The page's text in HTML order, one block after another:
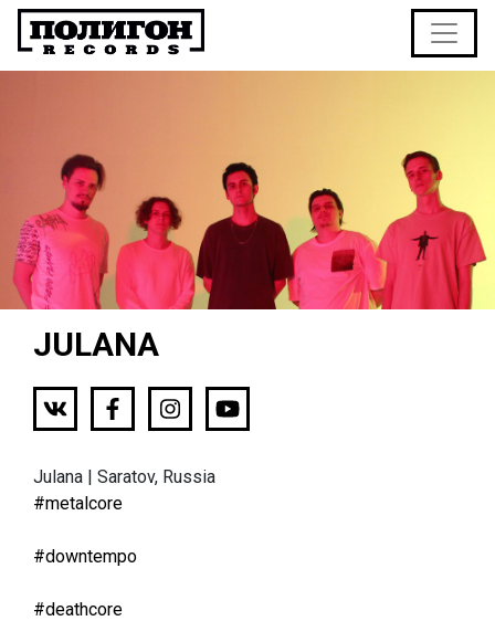
JULANA
Julana | Saratov, Russia
#metalcore
#downtempo
#deathcore